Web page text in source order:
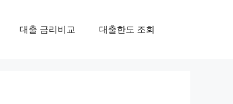
대출 금리비교 대출한도 조회